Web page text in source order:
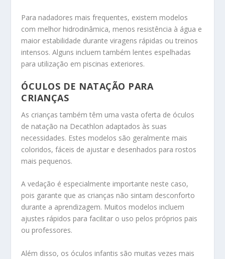
Para nadadores mais frequentes, existem modelos
com melhor hidrodinâmica, menos resistência à água e
maior estabilidade durante viragens rápidas ou treinos
intensos. Alguns incluem também lentes espelhadas
para utilização em piscinas exteriores.
ÓCULOS DE NATAÇÃO PARA
CRIANÇAS
As crianças também têm uma vasta oferta de óculos
de natação na Decathlon adaptados às suas
necessidades. Estes modelos são geralmente mais
coloridos, fáceis de ajustar e desenhados para rostos
mais pequenos.
A vedação é especialmente importante neste caso,
pois garante que as crianças não sintam desconforto
durante a aprendizagem. Muitos modelos incluem
ajustes rápidos para facilitar o uso pelos próprios pais
ou professores.
Além disso, os óculos infantis são muitas vezes mais